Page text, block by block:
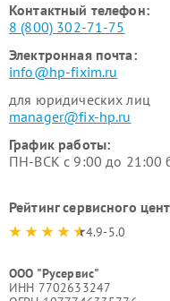
Контактный телефон:
8 (800) 302-71-75
Электронная почта:
info@hp-fixim.ru
для юридических лиц
manager@fix-hp.ru
График работы:
ПН-ВСК с 9:00 до 21:00
Рейтинг сервисного
4.9-5.0
ООО "Русервис"
ИНН 7702633247